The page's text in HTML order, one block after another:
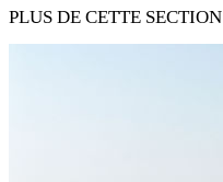
PLUS DE CETTE SECTION